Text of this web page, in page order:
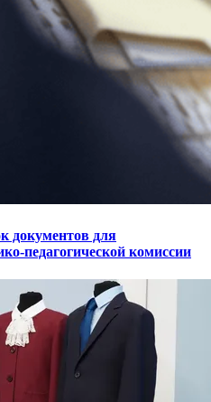
документов для
педагогической комиссии